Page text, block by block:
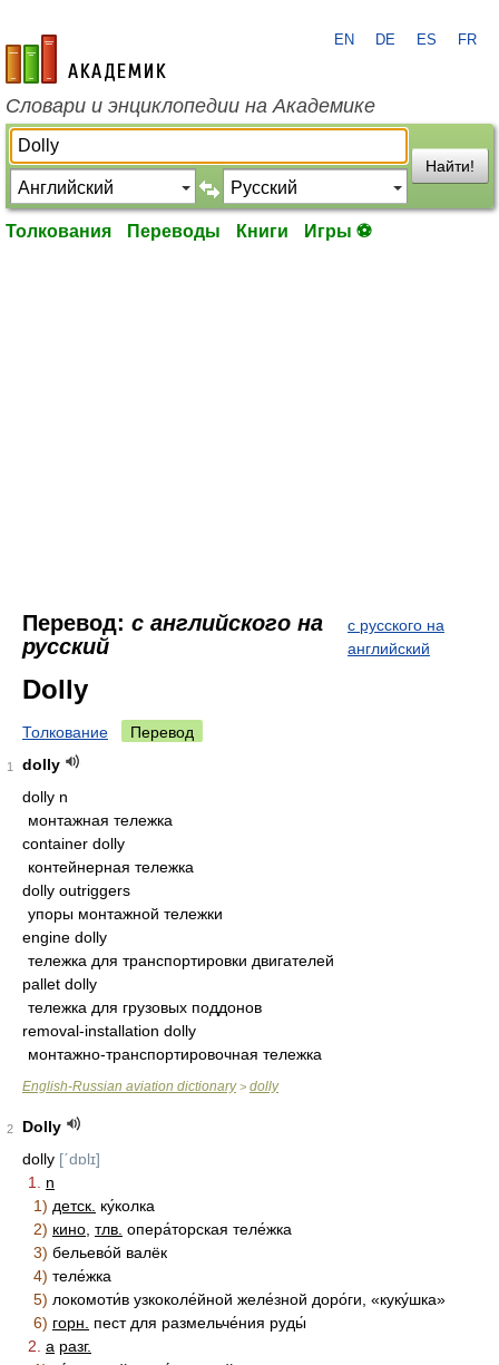
academic.ru
EN DE ES FR
Словари и энциклопедии на Академике
Найти!
Толкования Переводы Книги Игры ⚽
Перевод: с английского на
русский
с русского на
английский
Dolly
Толкование Перевод
1
dolly
dolly n
монтажная тележка
container dolly
контейнерная тележка
dolly outriggers
упоры монтажной тележки
engine dolly
тележка для транспортировки двигателей
pallet dolly
тележка для грузовых поддонов
removal-installation dolly
монтажно-транспортировочная тележка
English-Russian aviation dictionary> dolly
2
Dolly
dolly [ˊdɒlɪ]
1.
n
1) детск. ку́колка
2) кино тлв. опера́торская теле́жка
3) бельево́й валёк
4) теле́жка
5) локомоти́в узкоколе́йной желе́зной доро́ги, «куку́шка»
6) горн.
пест для размельче́ния руды́
2. a разг.